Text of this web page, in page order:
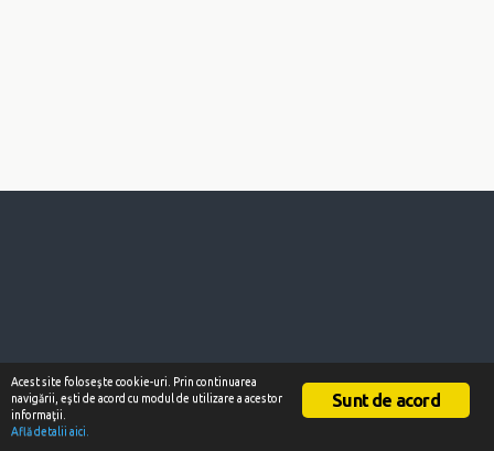
Sunt de acord
Acest site foloseşte cookie-uri. Prin continuarea
navigării, eşti de acord cu modul de utilizare a acestor
informaţii.
Află detalii aici.